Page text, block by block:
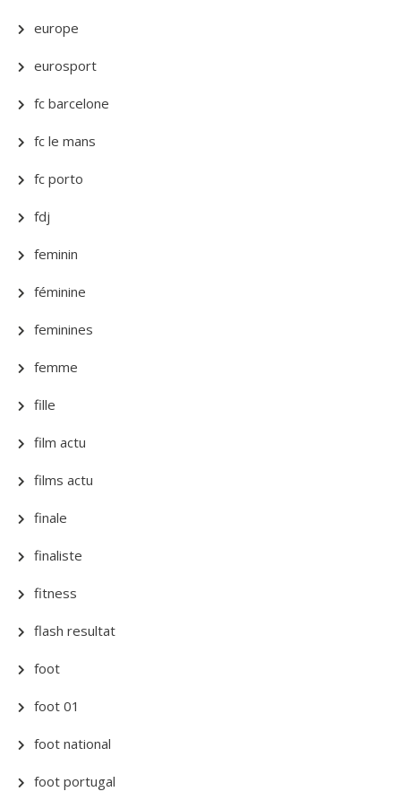
europe
eurosport
fc barcelone
fc le mans
fc porto
fdj
feminin
féminine
feminines
femme
fille
film actu
films actu
finale
finaliste
fitness
flash resultat
foot
foot 01
foot national
foot portugal